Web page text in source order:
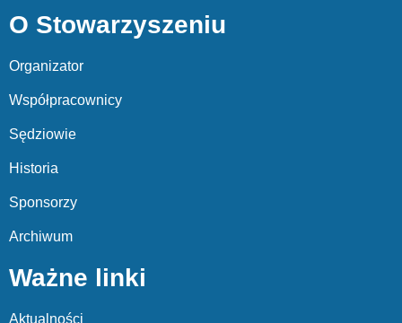
O Stowarzyszeniu
Organizator
Współpracownicy
Sędziowie
Historia
Sponsorzy
Archiwum
Ważne linki
Aktualności